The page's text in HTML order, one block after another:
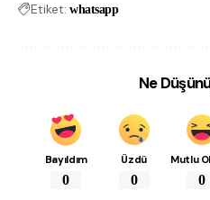
Etiket: whatsapp
Ne
Bayıldım
0
Üzdü
0
Mutlu
0